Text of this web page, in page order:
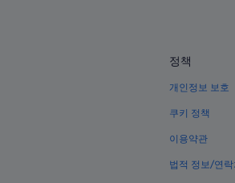
교토 거룩한
교토의 반려동
정책
개인정보 보호
쿠키 정책
이용약관
법적 정보/연락